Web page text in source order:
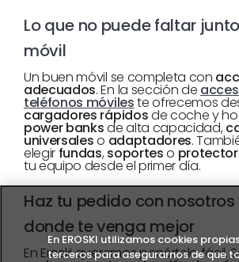
Lo que no puede faltar
móvil
Un buen móvil se completa con
adecuados. En la sección de
teléfonos móvileste ofrecemos
cargadores rápidosde coche y
power banksde alta capacidad,
universaleso adaptadores.
elegir fundas, soporteso
tu equipo desde el primer día.
Haz tu pedido con
donde te venga mejor
En Eroski queremos ponértelo fácil.
En EROSKI utilizamos cookies
terceros para asegurarnos de que